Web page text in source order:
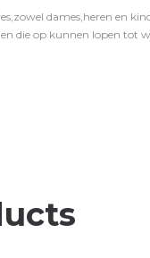
dames,heren en
die op kunnen lopen tot